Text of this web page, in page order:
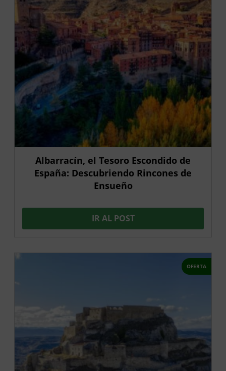
Albarracín, el Tesoro Escondido de
España: Descubriendo Rincones de
Ensueño
IR AL POST
OFERTA